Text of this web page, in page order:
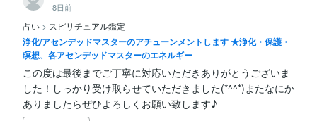
8日前
占い > スピリチュアル鑑定
浄化/アセンデッドマスターのアチューンメントします ★浄化・保護・
瞑想、各アセンデッドマスターのエネルギー
この度は最後までご丁寧に対応いただきありがとうございま
した！しっかり受け取らせていただきました(*^^*)またなにか
ありましたらぜひよろしくお願い致します♪